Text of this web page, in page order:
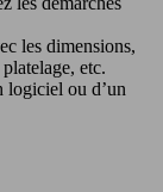
les dimensions,
etc.
logiciel ou d’un